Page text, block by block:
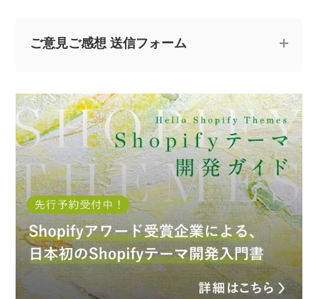
ご意見ご感想 送信フォーム
にお寄せください。
※なお、ご質問については回答できない場合と、当ブログ
の記事にて個人情報を伏せたうえで回答させていただく
場合がございます。あらかじめご了承ください。